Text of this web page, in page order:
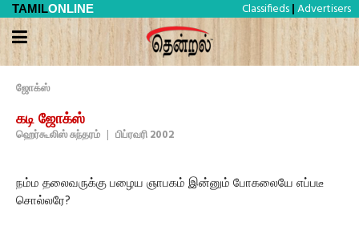
TAMILONLINE Classifieds | Advertisers
ஜோக்ஸ்
கடி ஜோக்ஸ்
ஹெர்கூலிஸ் சுந்தரம் | பிப்ரவரி 2002
நம்ம தலைவருக்கு பழைய ஞாபகம் இன்னும் போகலையே எப்படீ
சொல்லரே?